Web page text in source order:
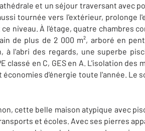
et un séjour traversant avec
tournée vers l'extérieur, prolonge
niveau. À l'étage, quatre chambres
de plus de 2 000 m², arboré en
à l'abri des regards, une superbe
classé en C, GES en A. L'isolation
d'énergie toute l'année. Le
cette belle maison atypique avec
et écoles. Avec ses pierres